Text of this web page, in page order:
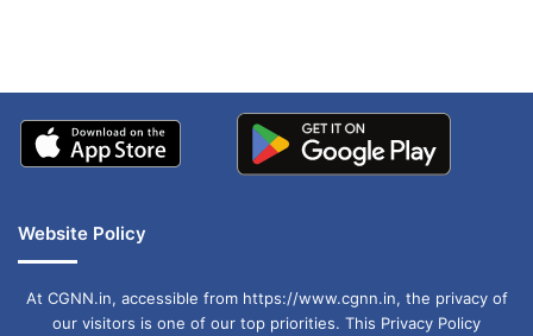
Website Policy
At CGNN.in, accessible from https://www.cgnn.in, the privacy of
our visitors is one of our top priorities. This Privacy Policy